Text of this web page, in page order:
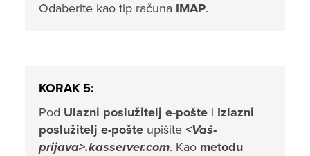
Odaberite kao tip računa IMAP.
KORAK 5:
Pod Ulazni poslužitelj e-pošte i Izlazni
poslužitelj e-pošte upišite <Vaš-
prijava>.kasserver.com. Kao metodu